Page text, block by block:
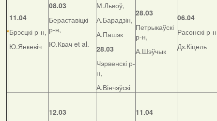
11.04
Брэсцкі р-н,
Ю.Янкевіч
08.03
Бераставіцкі
р-н,
Ю.Квач et al.
М.Львоў,
А.Барадзін,
А.Пашэк
28.03
Чэрвенскі р-
н,
А.Вінчэўскі
28.03
Петрыкаўскі
р-н,
А.Шэўчык
06.04
Расонскі р-
Дз.Кіцель
12.03
11.04